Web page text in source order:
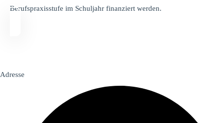
Berufspraxisstufe im Schuljahr finanziert werden.
Adresse